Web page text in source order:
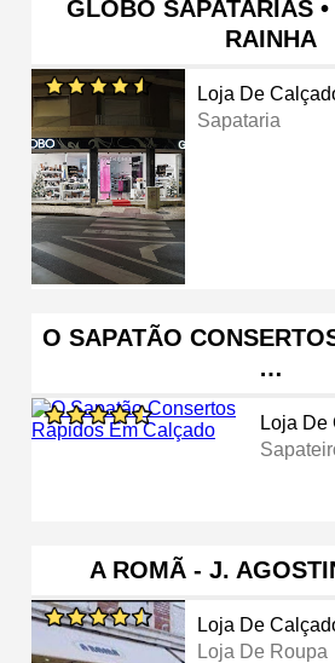
GLOBO SAPATARIAS
RAINHA
Loja De
Sapataria
O SAPATÃO
…
Loja De
A ROMÃ - J.
Loja De
Loja De Roupa